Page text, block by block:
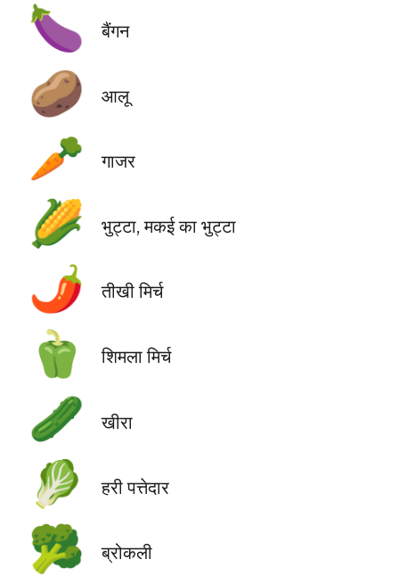
🍆 बैंगन
🥔 आलू
🥕 गाजर
🌽 भुट्टा, मकई का भुट्टा
🌶️ तीखी मिर्च
🫑 शिमला मिर्च
🥒 खीरा
🥬 हरी पत्तेदार
🥦 ब्रोकली